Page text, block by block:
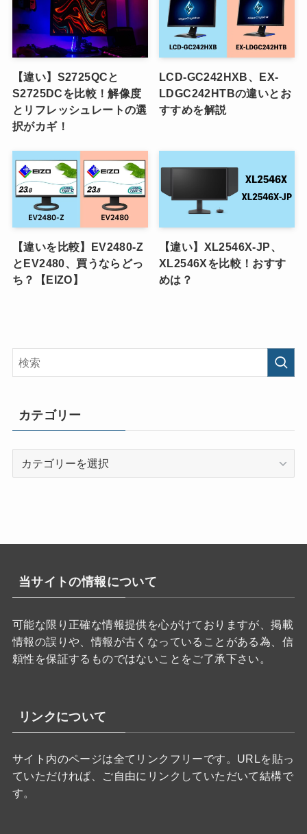
【違い】S2725QCと
S2725DCを比較！解像度
とリフレッシュレートの選
択がカギ！
LCD-GC242HXB、EX-
LDGC242HTBの違いとお
すすめを解説
【違いを比較】EV2480-Z
とEV2480、買うならどっ
ち？【EIZO】
【違い】XL2546X-JP、
XL2546Xを比較！おすす
めは？
カテゴリー
当サイトの情報について
可能な限り正確な情報提供を心がけておりますが、掲載
情報の誤りや、情報が古くなっていることがある為、信
頼性を保証するものではないことをご了承下さい。
リンクについて
サイト内のページは全てリンクフリーです。URLを貼っ
ていただければ、ご自由にリンクしていただいて結構で
す。